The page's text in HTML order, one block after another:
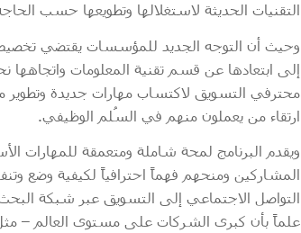
التقنيات الحديثة لاستغلالها وتطويعها حسب
وحيث أن التوجه الجديد للمؤسسات يقتضي تخصيص
إلى ابتعادها عن قسم تقنية المعلومات
محترفي التسويق لاكتساب مهارات جديدة
ارتقاء من يعملون منهم في السُلم الوظيفي.
ويقدم البرنامج لمحة شاملة ومتعمقة
المشاركين ومنحهم فهماً احترافياً لكيفية وضع
التواصل الاجتماعي إلى التسويق عبر شبكة
علماً بأن كبرى الشركات على مستوى العالم –